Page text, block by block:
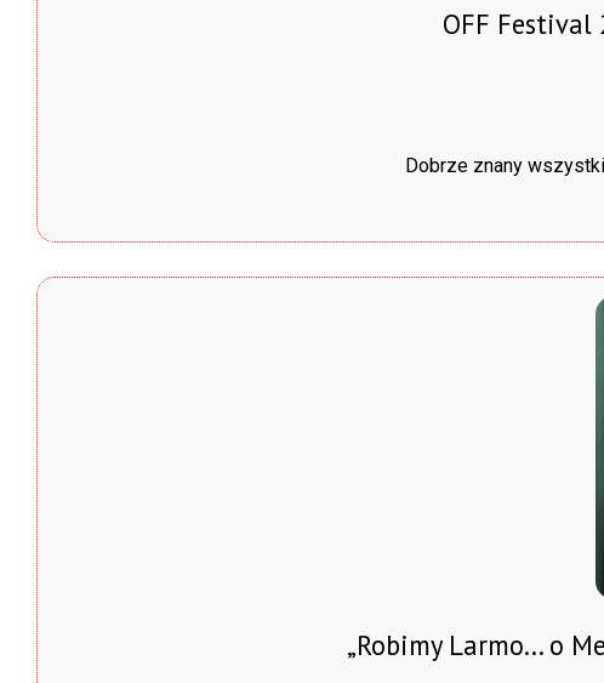
OFF Festival
Dobrze znany
„Robimy Larmo... o